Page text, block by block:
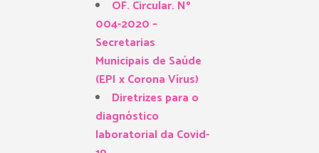
OF. Circular. Nº
004-2020 –
Secretarias
Municipais de Saúde
(EPI x Corona Vírus)
Diretrizes para o
diagnóstico
laboratorial da Covid-